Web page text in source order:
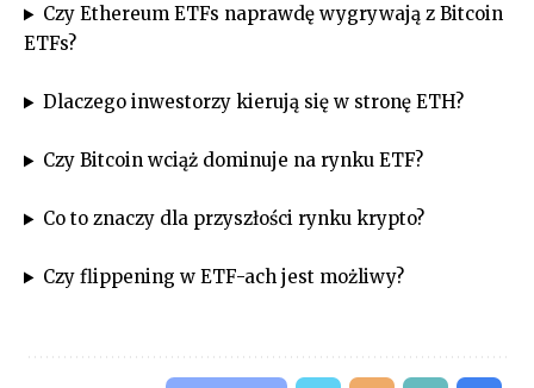
Czy Ethereum ETFs naprawdę wygrywają z Bitcoin
ETFs?
Dlaczego inwestorzy kierują się w stronę ETH?
Czy Bitcoin wciąż dominuje na rynku ETF?
Co to znaczy dla przyszłości rynku krypto?
Czy flippening w ETF-ach jest możliwy?